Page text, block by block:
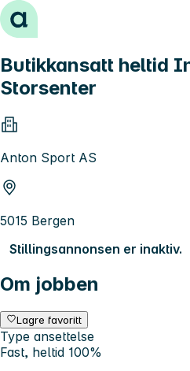
Hopp til innhold
Butikkansatt heltid
Storsenter
Anton Sport AS
5015 Bergen
Stillingsannonsen er inaktiv.
Om jobben
Lagre favoritt
Type ansettelse
Fast, heltid 100%